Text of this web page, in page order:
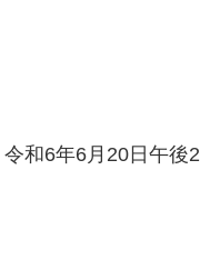
和6年6月20日午後2